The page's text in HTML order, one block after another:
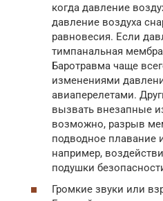
когда давление
давление воздуха
равновесия. Если
тимпанальная
Баротравма чаще
изменениями
авиаперелетами.
вызвать внезапные
возможно, разрыв
подводное плавание
например,
подушки
Громкие звуки или